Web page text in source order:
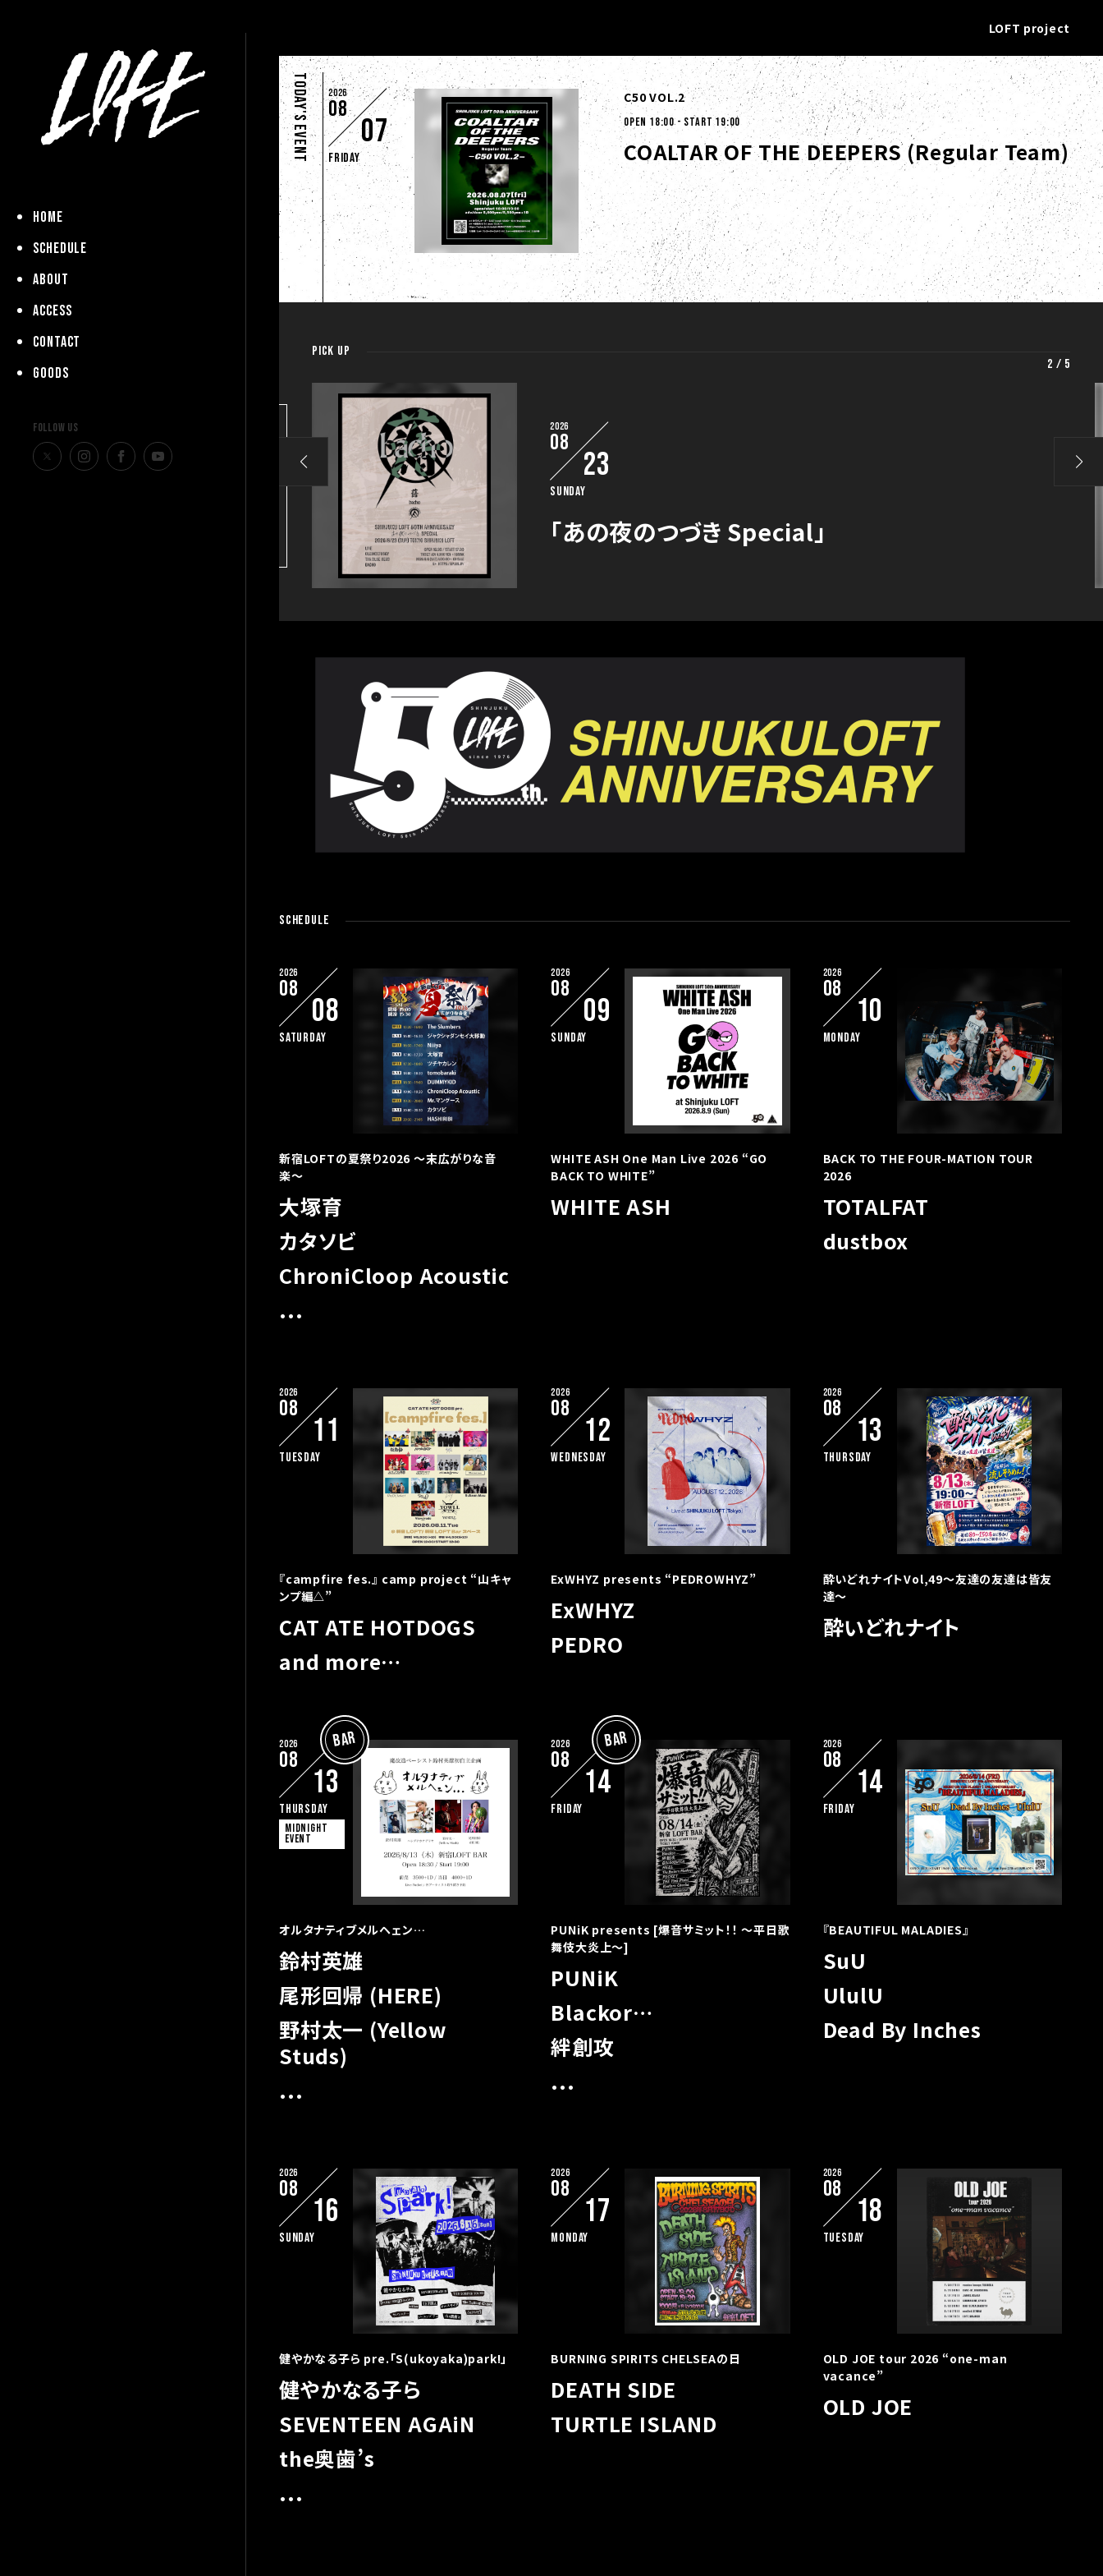
HOME
SCHEDULE
ABOUT
ACCESS
CONTACT
GOODS
FOLLOW US
LOFT project
Today's Event 2026
08
07
Friday
C50 VOL.2
OPEN 18:00 - START 19:00
COALTAR OF THE DEEPERS (Regular Team)
Pick up
クルー大募集～
2026
08
23
Sunday
「あの夜のつづき Special」
2 / 5
Schedule
2026
08
08
Saturday
新宿LOFTの夏祭り2026 〜末広がりな音
楽〜
大塚育
カタソビ
ChroniCloop Acoustic
...
2026
08
09
Sunday
WHITE ASH One Man Live 2026 “GO
BACK TO WHITE”
WHITE ASH
2026
08
10
Monday
BACK TO THE FOUR-MATION TOUR
2026
TOTALFAT
dustbox
2026
08
11
Tuesday
『campfire fes.』 camp project “山キャ
ンプ編△”
CAT ATE HOTDOGS
and more…
2026
08
12
Wednesday
ExWHYZ presents “PEDROWHYZ”
ExWHYZ
PEDRO
2026
08
13
Thursday
酔いどれナイトVol,49〜友達の友達は皆友
達〜
酔いどれナイト
2026
08
13
Thursday
MIDNIGHT
EVENT
BAR
オルタナティブメルヘェン…
鈴村英雄
尾形回帰 (HERE)
野村太一 (Yellow
Studs)
...
2026
08
14
Friday
BAR
PUNiK presents [爆音サミット！！ 〜平日歌
舞伎大炎上〜]
PUNiK
Blackor…
絆創攻
...
2026
08
14
Friday
『BEAUTIFUL MALADIES』
SuU
UlulU
Dead By Inches
2026
08
16
Sunday
健やかなる子ら pre.「S(ukoyaka)park!」
健やかなる子ら
SEVENTEEN AGAiN
the奥歯’s
...
2026
08
17
Monday
BURNING SPIRITS CHELSEAの日
DEATH SIDE
TURTLE ISLAND
2026
08
18
Tuesday
OLD JOE tour 2026 “one-man
vacance”
OLD JOE